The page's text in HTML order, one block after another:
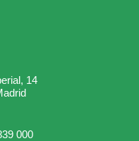
14
000